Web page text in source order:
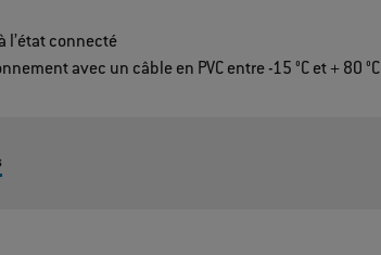
l’état connecté
avec un câble en PVC entre -15 °C et + 80 °C